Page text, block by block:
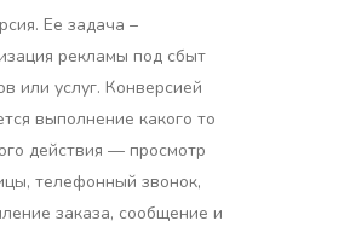
Ее задача –
рекламы под сбыт
или услуг. Конверсией
выполнение какого то
действия — просмотр
телефонный звонок,
заказа, сообщение и